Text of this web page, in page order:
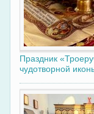
Праздник
чудотворной